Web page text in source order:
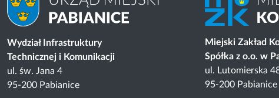
Wydział Infrastruktury
Technicznej i Komunikacji
ul. św. Jana 4
95-200 Pabianice
Miejski Zakład
Spółka z o.o. w
ul. Lutomierska
95-200 Pabianice